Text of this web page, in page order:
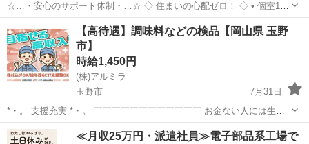
☆…・安心のサポート体制・…☆ ◇ 住まいの心配ゼロ！ ◇ • 個室1R
完全無料！ • 即日入寮OK！など ◇ 所持金ゼロでもスタートできる！
◇ • 食費・生活費のサポート • 移動費用...
工場 完全無料
【高待遇】調味料などの検品【岡山県 玉野
市】
時給1,450円
(株)アルミラ
玉野市
7月31日
*・。 支援充実 *・。 ￣￣￣￣￣￣￣￣￣￣￣￣ お金ない人には生活
支援金、 携帯ない人にはレンタル、 住む場所がない方には 即日入寮
可能案件をご紹介♪ もし、できない場合は 宿泊施設代をお渡し...
岡山 玉野市 倉庫 時給
≪月収25万円・派遣社員≫電子部品系工場で